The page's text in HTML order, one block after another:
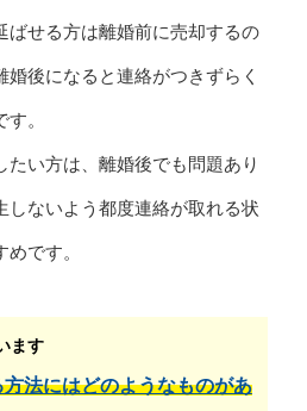
ばせる方は離婚前に売却するの
後になると連絡がつきずらく
。
たい方は、離婚後でも問題あり
しないよう都度連絡が取れる状
です。
ます
法にはどのようなものがあ